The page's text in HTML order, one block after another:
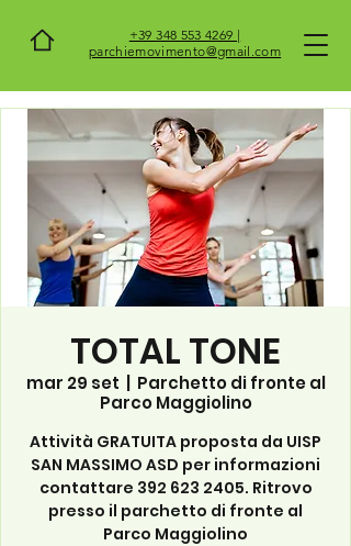
+39 348 553 4269 |
parchiemovimento@gmail.com
TOTAL TONE
mar 29 set
Parchetto di fronte al
Parco Maggiolino
Attività GRATUITA proposta da UISP
SAN MASSIMO ASD per informazioni
contattare 392 623 2405. Ritrovo
presso il parchetto di fronte al
Parco Maggiolino